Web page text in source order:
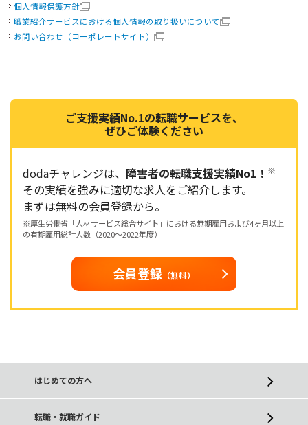
個人情報保護方針
職業紹介サービスにおける個人情報の取り扱いについて
お問い合わせ（コーポレートサイト）
ご支援実績No.1の転職サービスを、
ぜひご体験ください
dodaチャレンジは、 障害者の転職支援実績No1！ ※
その実績を強みに適切な求人をご紹介します。
まずは無料の会員登録から。
※厚生労働省「人材サービス総合サイト」における無期雇用および4ヶ月以上
の有期雇用総計人数（2020～2022年度）
会員登録 （無料）
はじめての方へ
転職・就職ガイド